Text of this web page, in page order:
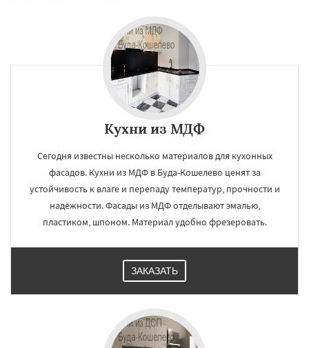
Кухни из МДФ
Сегодня известны несколько материалов для кухонных
фасадов. Кухни из МДФ в Буда-Кошелево ценят за
устойчивость к влаге и перепаду температур, прочности и
надёжности. Фасады из МДФ отделывают эмалью,
пластиком, шпоном. Материал удобно фрезеровать.
ЗАКАЗАТЬ